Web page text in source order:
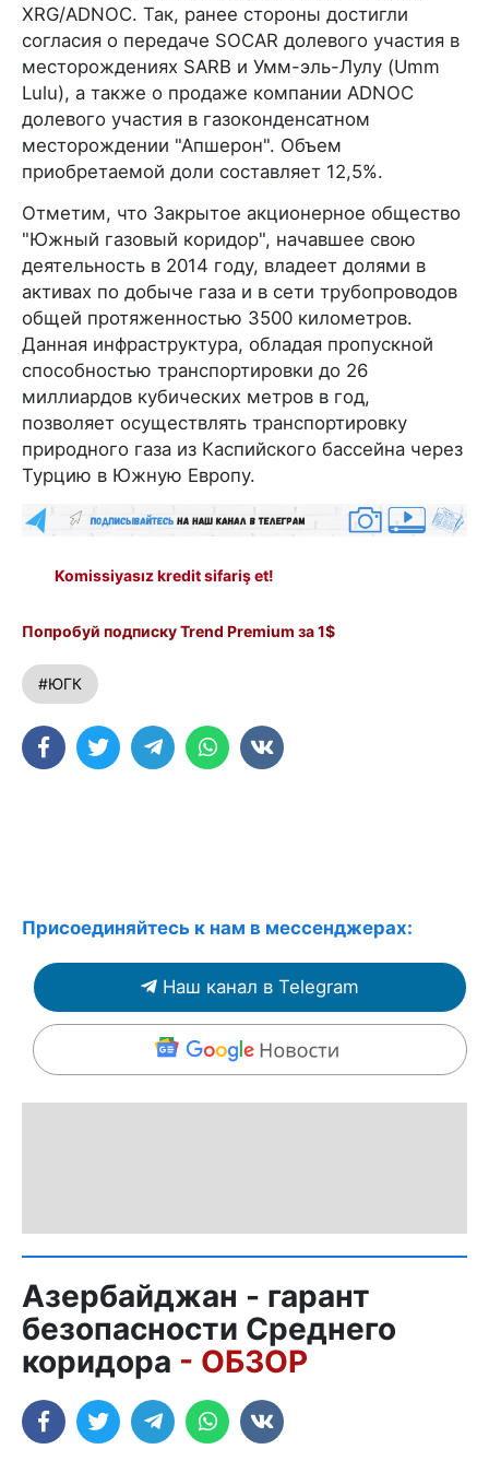
XRG/ADNOC. Так, ранее стороны достигли
согласия о передаче SOCAR долевого участия в
месторождениях SARB и Умм-эль-Лулу (Umm
Lulu), а также о продаже компании ADNOC
долевого участия в газоконденсатном
месторождении "Апшерон". Объем
приобретаемой доли составляет 12,5%.
Отметим, что Закрытое акционерное общество
"Южный газовый коридор", начавшее свою
деятельность в 2014 году, владеет долями в
активах по добыче газа и в сети трубопроводов
общей протяженностью 3500 километров.
Данная инфраструктура, обладая пропускной
способностью транспортировки до 26
миллиардов кубических метров в год,
позволяет осуществлять транспортировку
природного газа из Каспийского бассейна через
Турцию в Южную Европу.
Komissiyasız kredit sifariş et!
Попробуй подписку Trend Premium за 1$
#ЮГК
Присоединяйтесь к нам в мессенджерах:
Наш канал в Telegram
Азербайджан - гарант
безопасности Среднего
коридора - ОБЗОР